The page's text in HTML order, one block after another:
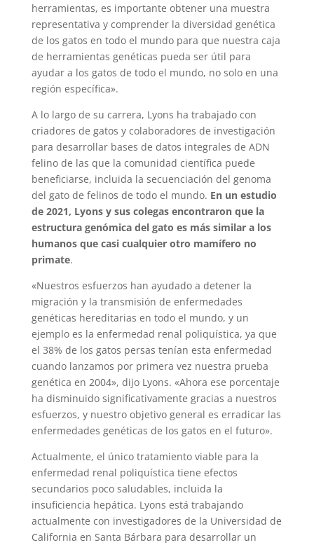
herramientas, es importante obtener una muestra
representativa y comprender la diversidad genética
de los gatos en todo el mundo para que nuestra caja
de herramientas genéticas pueda ser útil para
ayudar a los gatos de todo el mundo, no solo en una
región específica».
A lo largo de su carrera, Lyons ha trabajado con
criadores de gatos y colaboradores de investigación
para desarrollar bases de datos integrales de ADN
felino de las que la comunidad científica puede
beneficiarse, incluida la secuenciación del genoma
del gato de felinos de todo el mundo. En un estudio
de 2021, Lyons y sus colegas encontraron que la
estructura genómica del gato es más similar a los
humanos que casi cualquier otro mamífero no
primate.
«Nuestros esfuerzos han ayudado a detener la
migración y la transmisión de enfermedades
genéticas hereditarias en todo el mundo, y un
ejemplo es la enfermedad renal poliquística, ya que
el 38% de los gatos persas tenían esta enfermedad
cuando lanzamos por primera vez nuestra prueba
genética en 2004», dijo Lyons. «Ahora ese porcentaje
ha disminuido significativamente gracias a nuestros
esfuerzos, y nuestro objetivo general es erradicar las
enfermedades genéticas de los gatos en el futuro».
Actualmente, el único tratamiento viable para la
enfermedad renal poliquística tiene efectos
secundarios poco saludables, incluida la
insuficiencia hepática. Lyons está trabajando
actualmente con investigadores de la Universidad de
California en Santa Bárbara para desarrollar un